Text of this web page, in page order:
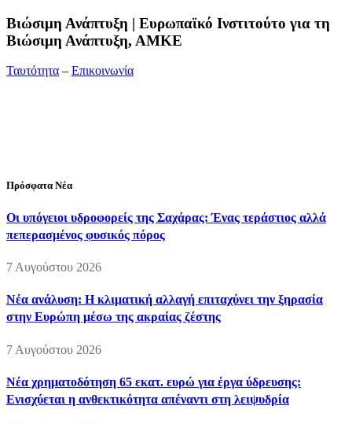
Bιώσιμη Ανάπτυξη | Ευρωπαϊκό Ινστιτούτο για τη
Βιώσιμη Ανάπτυξη, ΑΜΚΕ
Ταυτότητα – Επικοινωνία
Πρόσφατα Νέα
Οι υπόγειοι υδροφορείς της Σαχάρας: Ένας τεράστιος αλλά
πεπερασμένος φυσικός πόρος
7 Αυγούστου 2026
Νέα ανάλυση: Η κλιματική αλλαγή επιταχύνει την ξηρασία
στην Ευρώπη μέσω της ακραίας ζέστης
7 Αυγούστου 2026
Νέα χρηματοδότηση 65 εκατ. ευρώ για έργα ύδρευσης:
Ενισχύεται η ανθεκτικότητα απέναντι στη λειψυδρία